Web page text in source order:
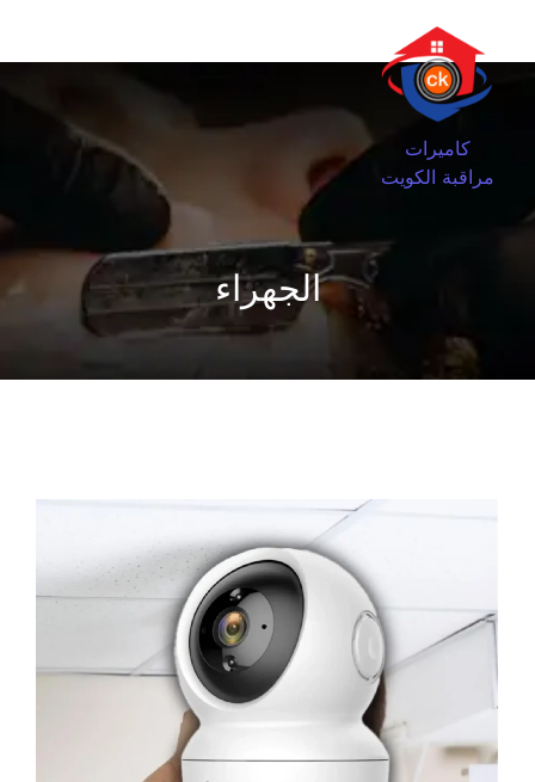
كاميرات
مراقبة الكويت
الجهراء